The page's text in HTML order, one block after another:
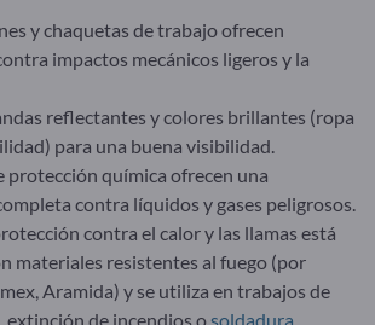
y chaquetas de trabajo ofrecen
impactos mecánicos ligeros y la
reflectantes y colores brillantes (ropa
para una buena visibilidad.
protección química ofrecen una
contra líquidos y gases peligrosos.
contra el calor y las llamas está
materiales resistentes al fuego (por
Aramida) y se utiliza en trabajos de
extinción de incendios osoldadura.